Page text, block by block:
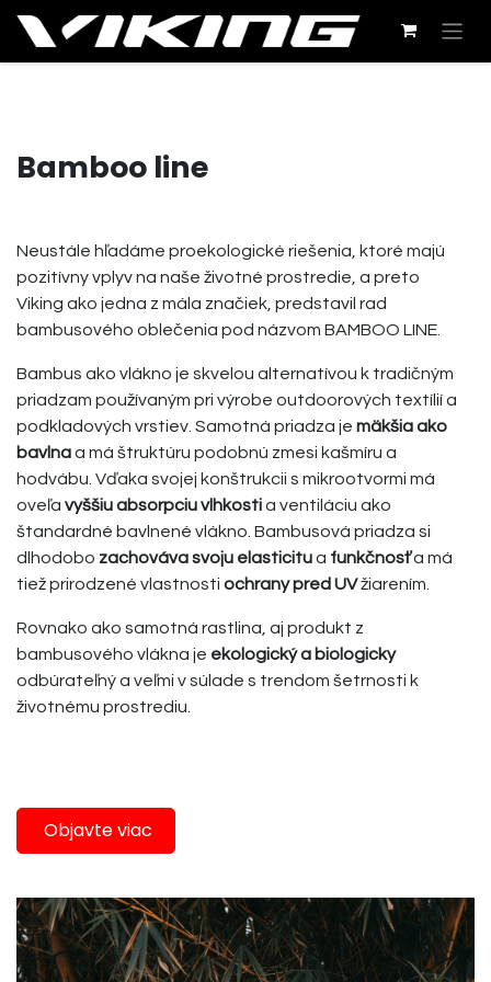
Bamboo line
Neustále hľadáme proekologické riešenia, ktoré majú
pozitívny vplyv na naše životné prostredie, a preto
Viking ako jedna z mála značiek, predstavil rad
bambusového oblečenia pod názvom BAMBOO LINE.
Bambus ako vlákno je skvelou alternatívou k tradičným
priadzam používaným pri výrobe outdoorových textílií a
podkladových vrstiev. Samotná priadza je mäkšia ako
bavlnaa má štruktúru podobnú zmesi kašmíru a
hodvábu. Vďaka svojej konštrukcii s mikrootvormi má
oveľa vyššiu absorpciu vlhkostia ventiláciu ako
štandardné bavlnené vlákno. Bambusová priadza si
dlhodobo zachováva svoju elasticitua funkčnosťa má
tiež prirodzené vlastnosti ochrany pred UVžiarením.
Rovnako ako samotná rastlina, aj produkt z
bambusového vlákna je ekologický a biologicky
odbúrateľný a veľmi v súlade s trendom šetrnosti k
životnému prostrediu.
Objavte viac